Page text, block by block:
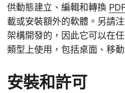
供動態建立、編輯和轉換
載或安裝額外的軟體。另請
架構開發的，因此它可以在
類型上使用，包括桌面、移
安裝和許可